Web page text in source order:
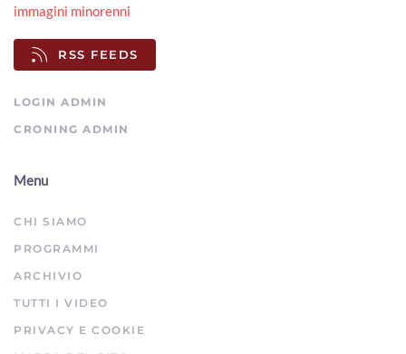
immagini minorenni
RSS FEEDS
LOGIN ADMIN
CRONING ADMIN
Menu
CHI SIAMO
PROGRAMMI
ARCHIVIO
TUTTI I VIDEO
PRIVACY E COOKIE